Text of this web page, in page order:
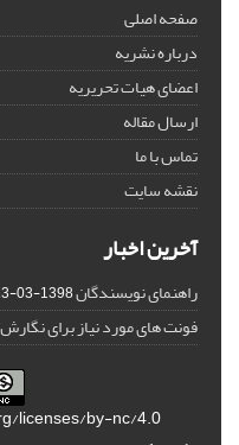
صفحه اصلی
درباره نشریه
اعضای هیات تحریریه
ارسال مقاله
تماس با ما
نقشه سایت
آخرین اخبار
راهنمای نویسندگان1398-03-23
فونت های مورد نیاز برای
licenses/by-nc/4.0/